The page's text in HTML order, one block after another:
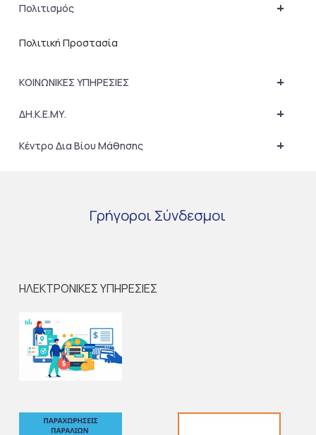
+
Πολιτισμός
Πολιτική Προστασία
+
ΚΟΙΝΩΝΙΚΕΣ ΥΠΗΡΕΣΙΕΣ
+
ΔΗ.Κ.Ε.ΜΥ.
+
Κέντρο Δια Βίου Μάθησης
Γρήγοροι Σύνδεσμοι
ΗΛΕΚΤΡΟΝΙΚΕΣ ΥΠΗΡΕΣΙΕΣ